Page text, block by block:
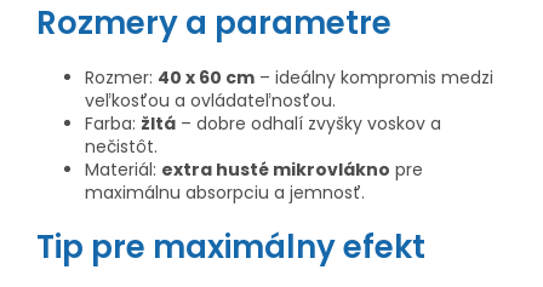
Rozmery a parametre
Rozmer: 40 x 60 cm – ideálny kompromis medzi
veľkosťou a ovládateľnosťou.
Farba: žltá – dobre odhalí zvyšky voskov a
nečistôt.
Materiál: extra husté mikrovlákno pre
maximálnu absorpciu a jemnosť.
Tip pre maximálny efekt